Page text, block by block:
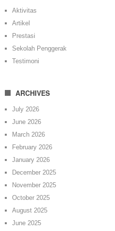
Aktivitas
Artikel
Prestasi
Sekolah Penggerak
Testimoni
ARCHIVES
July 2026
June 2026
March 2026
February 2026
January 2026
December 2025
November 2025
October 2025
August 2025
June 2025